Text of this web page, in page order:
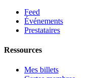
Feed
Événements
Prestataires
Ressources
Mes billets